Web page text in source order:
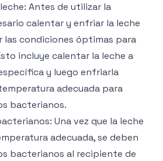
Antes de utilizar la
calentar y enfriar la leche
las condiciones óptimas para
incluye calentar la leche a
y luego enfriarla
adecuada para
bacterianos.
Una vez que la leche
adecuada, se deben
bacterianos al recipiente de